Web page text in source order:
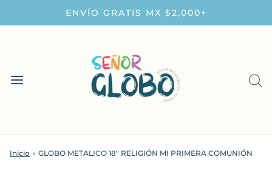
ENVÍO GRATIS MX $2,000+
Inicio › GLOBO METALICO 18" RELIGIÓN MI PRIMERA COMUNIÓN